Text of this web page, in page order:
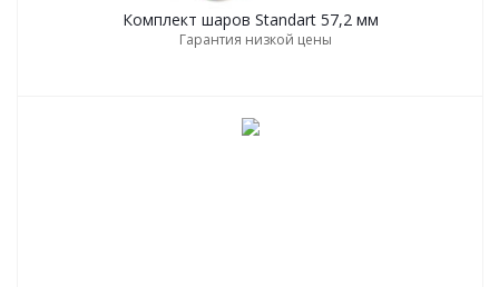
Комплект шаров Standart 57,2 мм
Гарантия низкой цены